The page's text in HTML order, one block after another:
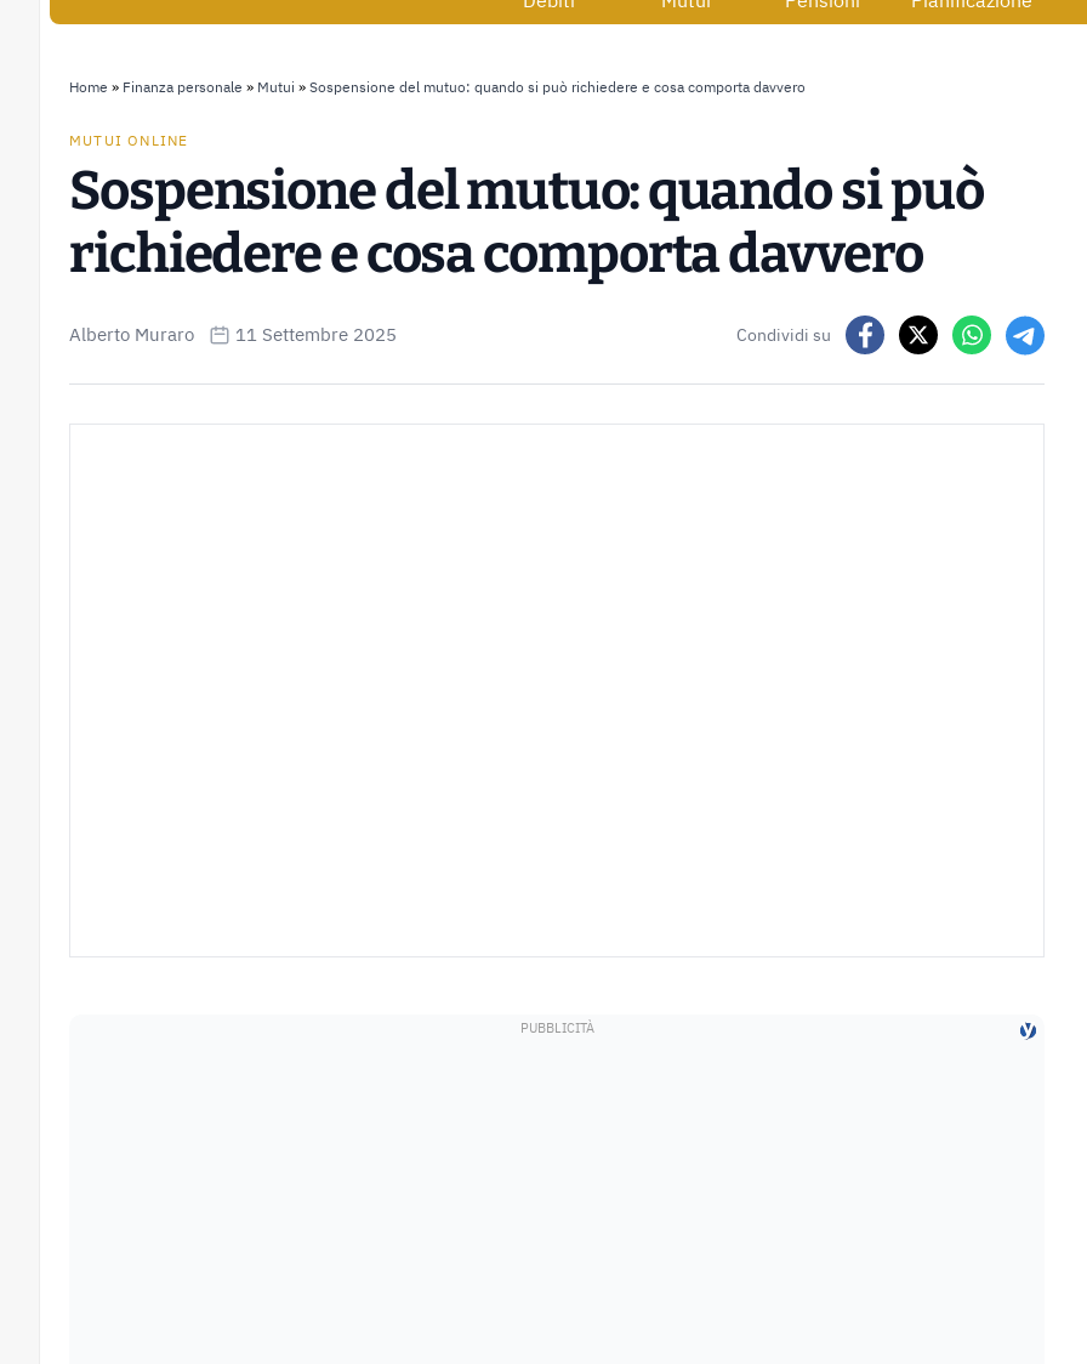
Home » Finanza personale » Mutui » Sospensione del mutuo: quando si può richiedere e cosa comporta davvero
MUTUI ONLINE
Sospensione del mutuo: quando si può
richiedere e cosa comporta davvero
Alberto Muraro 11 Settembre 2025 Condividi su